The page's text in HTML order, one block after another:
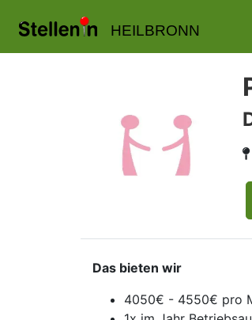
HEILBRONN
Das bieten wir
4050€ - 4550€ pro